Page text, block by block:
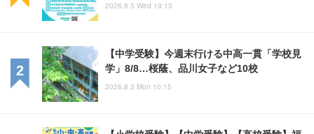
2026.8.5 Wed 19:15
【中学受験】今週末行ける中高一貫「学校見
学」8/8…桜蔭、品川女子など10校
2026.8.3 Mon 10:15